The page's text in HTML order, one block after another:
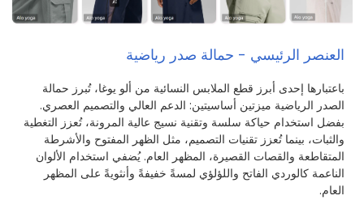
العنصر الرئيسي - حمالة صدر رياضية
باعتبارها إحدى أبرز قطع الملابس النسائية من ألو يوغا، تُبرز حمالة
الصدر الرياضية ميزتين أساسيتين: الدعم العالي والتصميم العصري.
بفضل استخدام حياكة سلسة وتقنية نسيج عالية المرونة، تُعزز التغطية
والثبات، بينما تُعزز تقنيات التصميم، مثل الظهر المفتوح والأشرطة
المتقاطعة والقصات القصيرة، المظهر العام. يُضفي استخدام الألوان
الناعمة كالوردي الفاتح واللؤلؤي لمسةً خفيفةً وأنثويةً على المظهر
العام.